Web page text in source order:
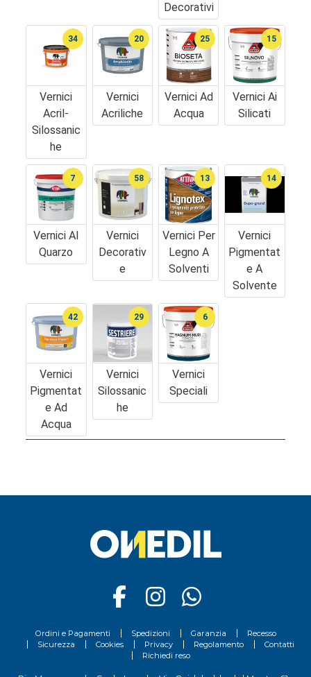
Decorativi
Vernici
Acril-
Silossanic
He
34
Vernici
Acriliche
20
Vernici Ad
Acqua
25
Vernici Ai
Silicati
15
Vernici Al
Quarzo
7
Vernici
Decorativ
E
58
Vernici Per
Legno A
Solventi
13
Vernici
Pigmentat
E A
Solvente
14
Vernici
Pigmentat
E Ad
Acqua
42
Vernici
Silossanic
He
29
Vernici
Speciali
6
Ordini e Pagamenti Spedizioni Garanzia
Recesso
Sicurezza
Cookies Privacy Regolamento
Contatti
Richiedi reso